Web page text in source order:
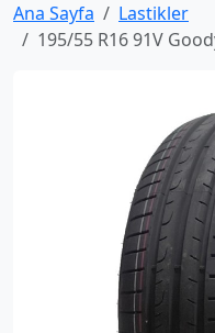
Ana Sayfa
Lastikler
195/55 R16 91V